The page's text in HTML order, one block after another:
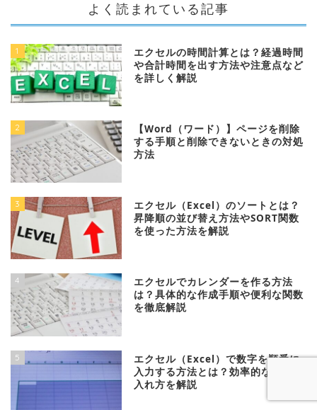
よく読まれている記事
1
エクセルの時間計算とは？経過時間
や合計時間を出す方法や注意点など
を詳しく解説
2
【Word（ワード）】ページを削除
する手順と削除できないときの対処
方法
3
エクセル（Excel）のソートとは？
昇降順の並び替え方法やSORT関数
を使った方法を解説
4
エクセルでカレンダーを作る方法
は？具体的な作成手順や便利な関数
を徹底解説
5
エクセル（Excel）で数字を順番に
入力する方法とは？効率的な連番の
入れ方を解説